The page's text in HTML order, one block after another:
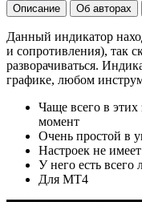
Описание Об авторах
Данный индикатор
и сопротивления), так
разворачиваться.
графике, любом
Чаще всего в
момент
Очень простой в
Настроек не
У него есть
Для МТ4